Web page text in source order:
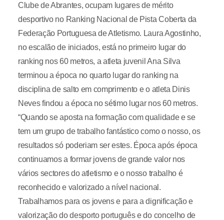
Clube de Abrantes, ocupam lugares de mérito
desportivo no Ranking Nacional de Pista Coberta da
Federação Portuguesa de Atletismo. Laura Agostinho,
no escalão de iniciados, está no primeiro lugar do
ranking nos 60 metros, a atleta juvenil Ana Silva
terminou a época no quarto lugar do ranking na
disciplina de salto em comprimento e o atleta Dinis
Neves findou a época no sétimo lugar nos 60 metros.
“Quando se aposta na formação com qualidade e se
tem um grupo de trabalho fantástico como o nosso, os
resultados só poderiam ser estes. Época após época
continuamos a formar jovens de grande valor nos
vários sectores do atletismo e o nosso trabalho é
reconhecido e valorizado a nível nacional.
Trabalhamos para os jovens e para a dignificação e
valorização do desporto português e do concelho de